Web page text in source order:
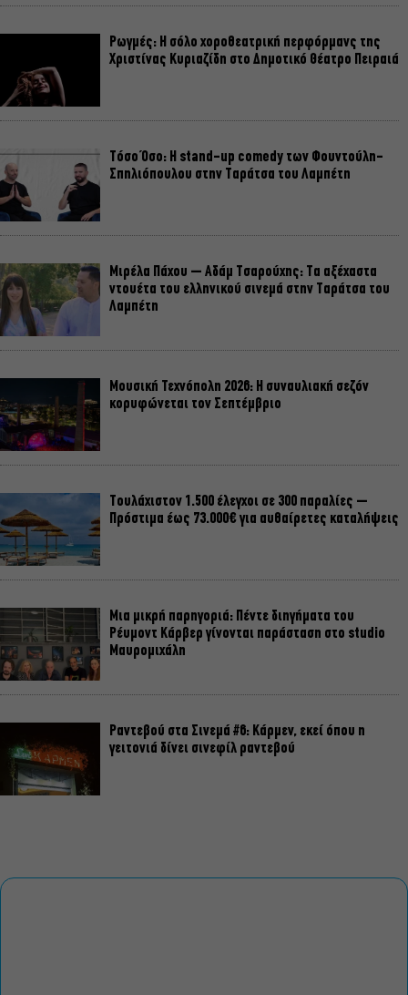
Ρωγμές: Η σόλο χοροθεατρική περφόρμανς της
Χριστίνας Κυριαζίδη στο Δημοτικό Θέατρο Πειραιά
Τόσο Όσο: Η stand-up comedy των Φουντούλη-
Σπηλιόπουλου στην Ταράτσα του Λαμπέτη
Μιρέλα Πάχου – Αδάμ Τσαρούχης: Τα αξέχαστα
ντουέτα του ελληνικού σινεμά στην Ταράτσα του
Λαμπέτη
Μουσική Τεχνόπολη 2026: Η συναυλιακή σεζόν
κορυφώνεται τον Σεπτέμβριο
Τουλάχιστον 1.500 έλεγχοι σε 300 παραλίες –
Πρόστιμα έως 73.000€ για αυθαίρετες καταλήψεις
Μια μικρή παρηγοριά: Πέντε διηγήματα του
Ρέυμοντ Κάρβερ γίνονται παράσταση στο studio
Μαυρομιχάλη
Ραντεβού στα Σινεμά #6: Κάρμεν, εκεί όπου η
γειτονιά δίνει σινεφίλ ραντεβού